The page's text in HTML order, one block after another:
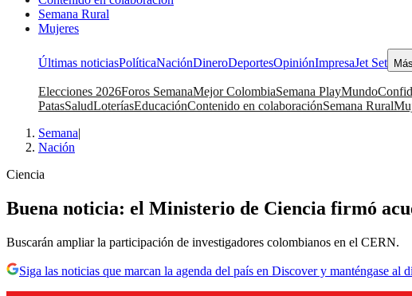
Semana Rural
Mujeres
Últimas noticiasPolíticaNaciónDineroDeportesOpiniónImpresaJet Set Más
Elecciones 2026Foros SemanaMejor ColombiaSemana PlayMundo
PatasSaludLoteríasEducaciónContenido en colaboraciónSemana Rural
Semana|
Nación
Ciencia
Buena noticia: el Ministerio de Ciencia firmó
Buscarán ampliar la participación de investigadores colombianos en el CERN.
Siga las noticias que marcan la agenda del país en Discover y manténgase al